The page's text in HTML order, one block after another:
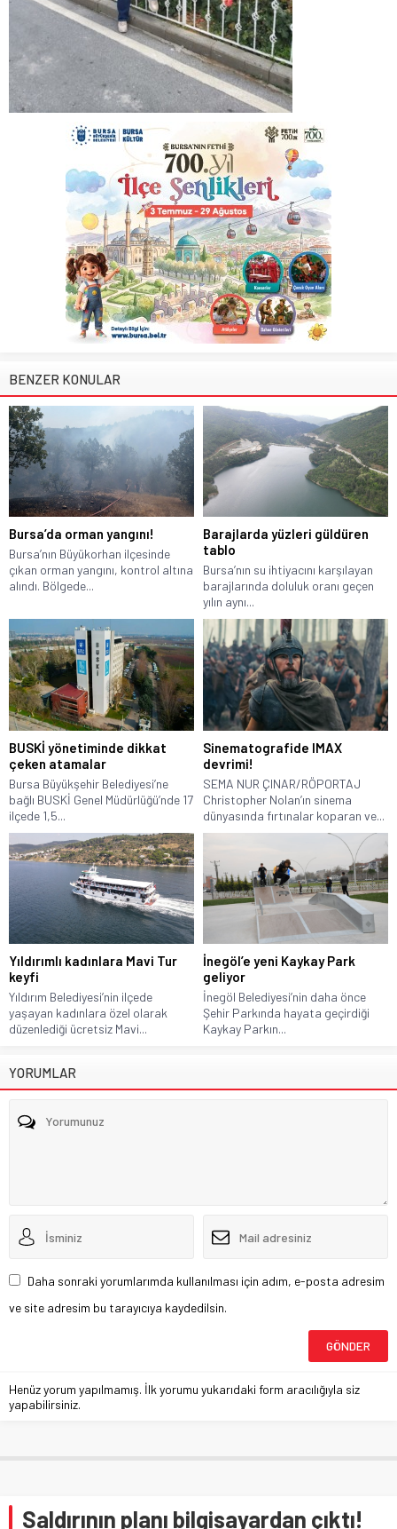
BENZER KONULAR
Bursa’da orman yangını!
Bursa’nın Büyükorhan ilçesinde
çıkan orman yangını, kontrol altına
alındı. Bölgede...
Barajlarda yüzleri güldüren
tablo
Bursa’nın su ihtiyacını karşılayan
barajlarında doluluk oranı geçen
yılın aynı...
BUSKİ yönetiminde dikkat
çeken atamalar
Bursa Büyükşehir Belediyesi’ne
bağlı BUSKİ Genel Müdürlüğü’nde 17
ilçede 1,5...
Sinematografide IMAX
devrimi!
SEMA NUR ÇINAR/RÖPORTAJ
Christopher Nolan’ın sinema
dünyasında fırtınalar koparan ve...
Yıldırımlı kadınlara Mavi Tur
keyfi
Yıldırım Belediyesi’nin ilçede
yaşayan kadınlara özel olarak
düzenlediği ücretsiz Mavi...
İnegöl’e yeni Kaykay Park
geliyor
İnegöl Belediyesi’nin daha önce
Şehir Parkında hayata geçirdiği
Kaykay Parkın...
YORUMLAR
Daha sonraki yorumlarımda kullanılması için adım, e-posta adresim
ve site adresim bu tarayıcıya kaydedilsin.
Henüz yorum yapılmamış. İlk yorumu yukarıdaki form aracılığıyla siz
yapabilirsiniz.
Saldırının planı bilgisayardan çıktı!